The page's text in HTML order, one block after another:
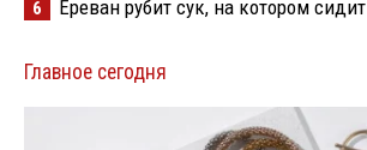
6 Ереван рубит сук, на котором сидит
Главное сегодня